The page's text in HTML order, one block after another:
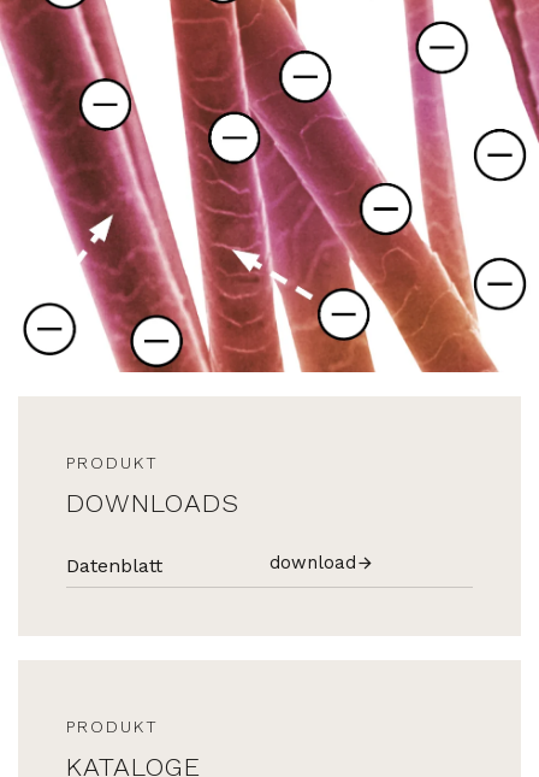
PRODUKT
DOWNLOADS
Datenblatt download
PRODUKT
KATALOGE